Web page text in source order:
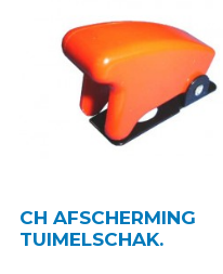
CH AFSCHERMING
TUIMELSCHAK.